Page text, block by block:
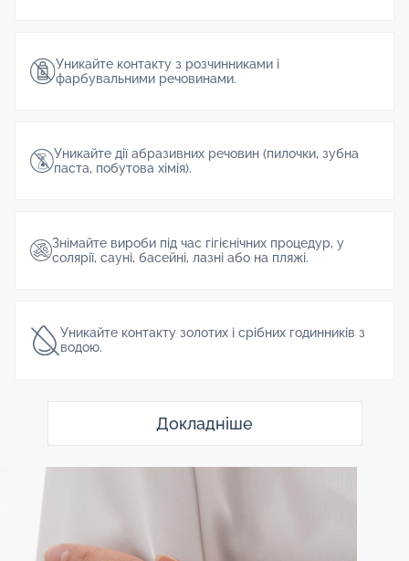
Уникайте контакту з розчинниками і
фарбувальними речовинами.
Уникайте дії абразивних речовин (пилочки, зубна
паста, побутова хімія).
Знімайте вироби під час гігієнічних процедур, у
солярії, сауні, басейні, лазні або на пляжі.
Уникайте контакту золотих і срібних годинників з
водою.
Докладніше